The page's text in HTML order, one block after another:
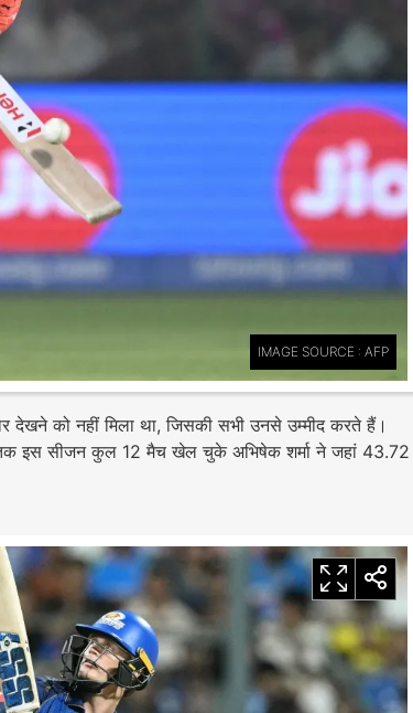
IMAGE SOURCE : AFP
को नहीं मिला था, जिसकी सभी उनसे उम्मीद करते हैं।
तक इस सीजन कुल 12 मैच खेल चुके अभिषेक शर्मा ने जहां 43.72